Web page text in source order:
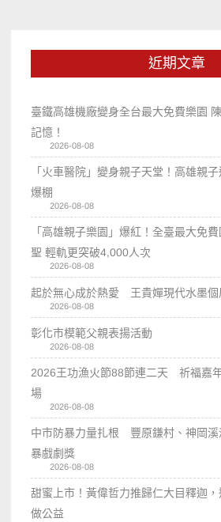
近期文章
臺鐵高雄機廠變身全台最大免費樂園
記憶！
2026-08-08
「火車醫院」變身親子天堂！高雄親
爆棚
2026-08-08
「高雄親子樂園」爆紅！全臺最大免
聖 輕軌更突破4,000人次
2026-08-08
起於無心成於熱愛 王貴嬋現代水墨個
2026-08-08
彰化市模範父親表揚活動
2026-08-08
2026王功漁火節88節連二天 祈福嘉
場
2026-08-08
中市防暴力量扎根 豐原鎌村、神岡溪
暴戲劇獎
2026-08-08
甜蜜上市！黃偉哲力推歸仁大目釋迦
做公益